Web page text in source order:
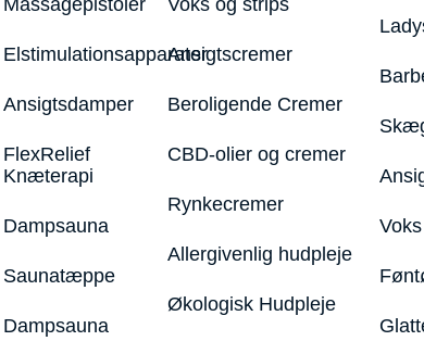
Elstimulationsapparater
Ansigtsdamper
FlexRelief
Knæterapi
Dampsauna
Saunatæppe
Dampsauna
Ansigtscremer
Beroligende Cremer
CBD-olier og cremer
Rynkecremer
Allergivenlig hudpleje
Økologisk Hudpleje